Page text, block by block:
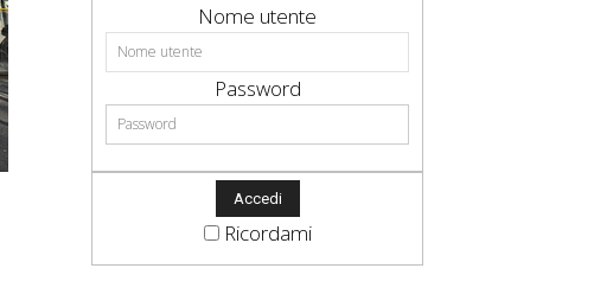
Nome utente
Password
Ricordami